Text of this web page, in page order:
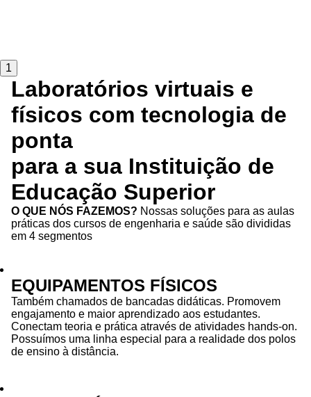
1
Laboratórios virtuais e
físicos com tecnologia de
ponta
para a sua Instituição de
Educação Superior
O QUE NÓS FAZEMOS? Nossas soluções para as aulas
práticas dos cursos de engenharia e saúde são divididas
em 4 segmentos
EQUIPAMENTOS FÍSICOS
Também chamados de bancadas didáticas. Promovem
engajamento e maior aprendizado aos estudantes.
Conectam teoria e prática através de atividades hands-on.
Possuímos uma linha especial para a realidade dos polos
de ensino à distância.